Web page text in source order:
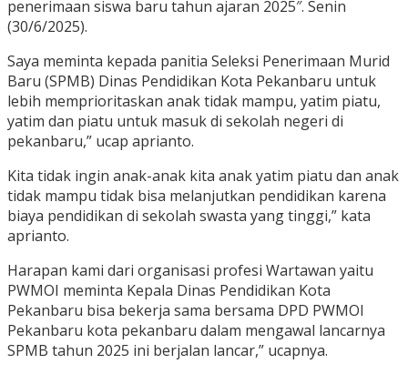
penerimaan siswa baru tahun ajaran 2025″. Senin
(30/6/2025).
Saya meminta kepada panitia Seleksi Penerimaan Murid
Baru (SPMB) Dinas Pendidikan Kota Pekanbaru untuk
lebih memprioritaskan anak tidak mampu, yatim piatu,
yatim dan piatu untuk masuk di sekolah negeri di
pekanbaru,” ucap aprianto.
Kita tidak ingin anak-anak kita anak yatim piatu dan anak
tidak mampu tidak bisa melanjutkan pendidikan karena
biaya pendidikan di sekolah swasta yang tinggi,” kata
aprianto.
Harapan kami dari organisasi profesi Wartawan yaitu
PWMOI meminta Kepala Dinas Pendidikan Kota
Pekanbaru bisa bekerja sama bersama DPD PWMOI
Pekanbaru kota pekanbaru dalam mengawal lancarnya
SPMB tahun 2025 ini berjalan lancar,” ucapnya.